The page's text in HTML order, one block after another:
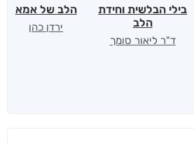
בילי הבלשית וחידת
הלב
ד"ר ליאור סומך
הלב של אמא
ירדן כהן